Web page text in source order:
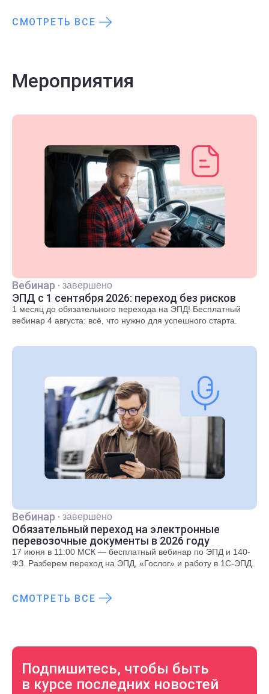
СМОТРЕТЬ ВСЕ
Мероприятия
Вебинар · завершено
ЭПД с 1 сентября 2026: переход без рисков
1 месяц до обязательного перехода на ЭПД! Бесплатный
вебинар 4 августа: всё, что нужно для успешного старта.
Вебинар · завершено
Обязательный переход на электронные
перевозочные документы в 2026 году
17 июня в 11:00 МСК — бесплатный вебинар по ЭПД и 140-
ФЗ. Разберем переход на ЭПД, «Гослог» и работу в 1С-ЭПД.
СМОТРЕТЬ ВСЕ
Подпишитесь, чтобы быть
в курсе последних новостей